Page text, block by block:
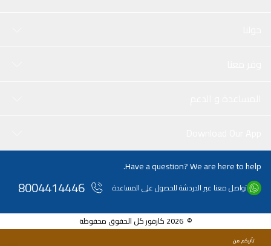
Have a question? We are here to help.
تواصل معنا عبر الدردشة للحصول على المساعدة 8004414446
© 2026 كارفور كل الحقوق محفوظة